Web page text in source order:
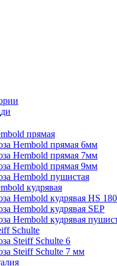
прямая
Hembold прямая 6мм
Hembold прямая 7мм
Hembold прямая 9мм
Hembold пушистая
кудрявая
Hembold кудрявая HS 180
Hembold кудрявая SEP
Hembold кудрявая
Schulte
Steiff Schulte 6
Steiff Schulte 7 мм